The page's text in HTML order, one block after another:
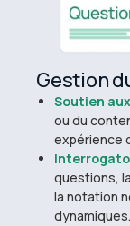
Gestion
Soutien
ou du
expérience
questions,
la notation
dynamiques.